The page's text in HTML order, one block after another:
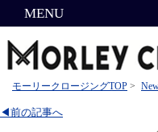
MENU
モーリークロージングTOP >
◀前の記事へ